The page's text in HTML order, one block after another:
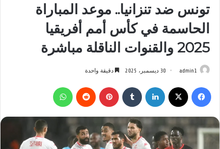
تونس ضد تنزانيا.. موعد المباراة
الحاسمة في كأس أمم أفريقيا
2025 والقنوات الناقلة مباشرة
admin1 30 ديسمبر، 2025 دقيقة واحدة
فيسبوك لينكدإن بينتيريست